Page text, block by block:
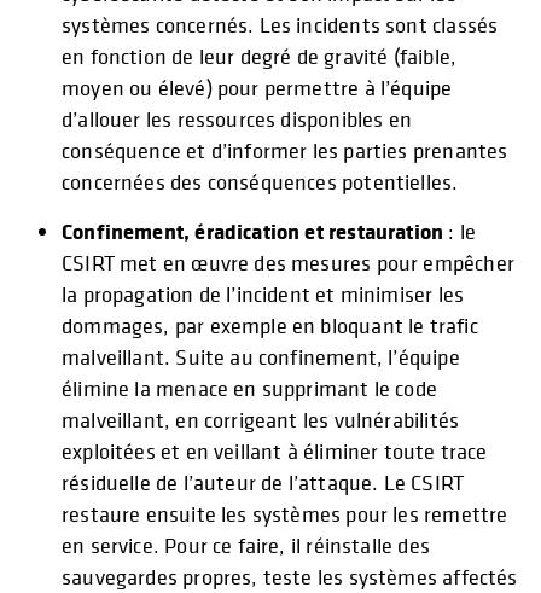
systèmes concernés. Les incidents sont classés
en fonction de leur degré de gravité (faible,
moyen ou élevé) pour permettre à l’équipe
d’allouer les ressources disponibles en
conséquence et d’informer les parties prenantes
concernées des conséquences potentielles.
Confinement, éradication et restauration : le
CSIRT met en œuvre des mesures pour empêcher
la propagation de l’incident et minimiser les
dommages, par exemple en bloquant le trafic
malveillant. Suite au confinement, l’équipe
élimine la menace en supprimant le code
malveillant, en corrigeant les vulnérabilités
exploitées et en veillant à éliminer toute trace
résiduelle de l’auteur de l’attaque. Le CSIRT
restaure ensuite les systèmes pour les remettre
en service. Pour ce faire, il réinstalle des
sauvegardes propres, teste les systèmes affectés